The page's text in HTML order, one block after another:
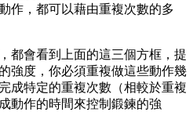
作，都可以藉由重複次數的多
都會看到上面的這三個方框，提
強度，你必須重複做這些動作幾
成特定的重複次數（相較於重複
動作的時間來控制鍛鍊的強